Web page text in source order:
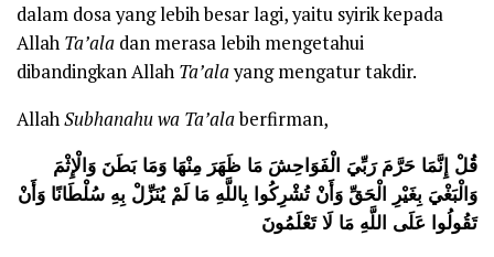
dalam dosa yang lebih besar lagi, yaitu syirik kepada
Allah Ta’ala dan merasa lebih mengetahui
dibandingkan Allah Ta’alayang mengatur takdir.
AllahSubhanahu wa Ta’alaberfirman,
قُلْ إِنَّمَا حَرَّمَ رَبِّيَ الْفَوَاحِشَ مَا ظَهَرَ مِنْهَا وَمَا بَطَنَ وَالْإِثْمَ
وَالْبَغْيَ بِغَيْرِ الْحَقِّ وَأَنْ تُشْرِكُوا بِاللَّهِ مَا لَمْ يُنَزِّلْ بِهِ سُلْطَانًا وَأَنْ
تَقُولُوا عَلَى اللَّهِ مَا لَا تَعْلَمُونَ